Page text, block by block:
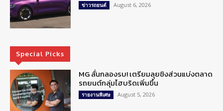
ข่าวรถยนต์ August 6, 2026
Special Picks
MG ลั่นกลองรบ! เตรียมลุยชิงส่วนแบ่งตลาด
รถยนต์กลุ่มไฮบริดเพิ่มขึ้น
รายงานพิเศษ August 5, 2026